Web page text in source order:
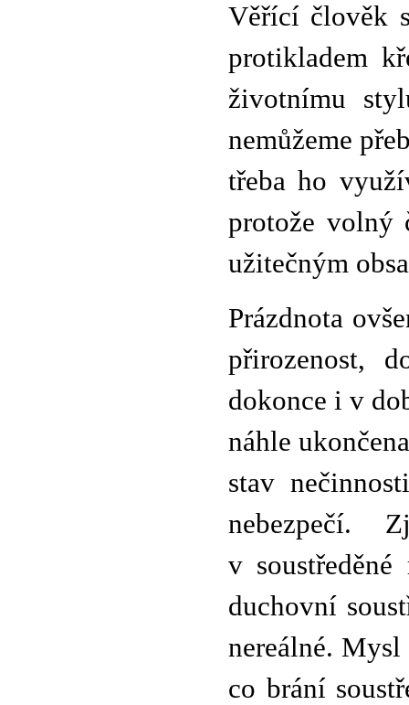
Věřící člověk
protikladem
životnímu
nemůžeme
třeba ho
protože volný
užitečným
Prázdnota
přirozenost,
dokonce i v
náhle
stav
nebezpečí.
v
duchovní
nereálné.
co brání